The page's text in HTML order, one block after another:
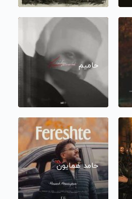
حامیم
حامد همایون